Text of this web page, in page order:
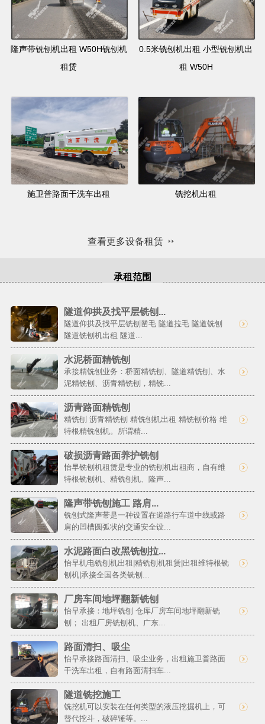
隆声带铣刨机出租 W50H铣刨机
租赁
0.5米铣刨机出租 小型铣刨机出
租 W50H
施卫普路面干洗车出租 铣挖机出租
查看更多设备租赁
承租范围
隧道仰拱及找平层铣刨...
隧道仰拱及找平层铣刨凿毛 隧道拉毛 隧道铣刨
隧道铣刨机出租 隧道...
水泥桥面精铣刨
承接精铣刨业务：桥面精铣刨、隧道精铣刨、水
泥精铣刨、沥青精铣刨，精铣...
沥青路面精铣刨
精铣刨 沥青精铣刨 精铣刨机出租 精铣刨价格 维
特根精铣刨机。所谓精...
破损沥青路面养护铣刨
怡早铣刨机租赁是专业的铣刨机出租商，自有维
特根铣刨机、精铣刨机、隆声...
隆声带铣刨施工 路肩...
铣刨式隆声带是一种设置在道路行车道中线或路
肩的凹槽圆弧状的交通安全设...
水泥路面白改黑铣刨拉...
怡早机电铣刨机出租|精铣刨机租赁|出租维特根铣
刨机|承接全国各类铣刨...
厂房车间地坪翻新铣刨
怡早承接：地坪铣刨 仓库厂房车间地坪翻新铣
刨； 出租厂房铣刨机、广东...
路面清扫、吸尘
怡早承接路面清扫、吸尘业务，出租施卫普路面
干洗车出租，自有路面清扫车...
隧道铣挖施工
铣挖机可以安装在任何类型的液压挖掘机上，可
替代挖斗，破碎锤等。...